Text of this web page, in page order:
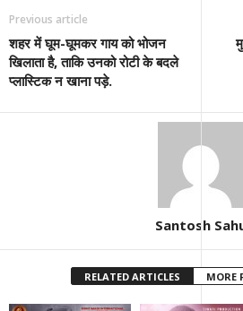
Previous article
शहर में घूम-घूमकर गाय को भोजन
खिलाता है, ताकि उनको रोटी के बदले
प्लास्टिक न खाना पड़े.
Santosh
RELATED ARTICLES MORE